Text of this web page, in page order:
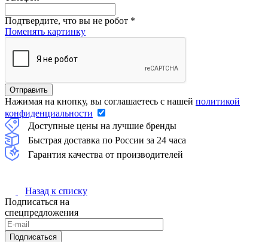
Подтвердите, что вы не робот *
Поменять картинку
Нажимая на кнопку, вы соглашаетесь с нашей политикой
конфиденциальности
Доступные цены на лучшие бренды
Быстрая доставка по России за 24 часа
Гарантия качества от производителей
Назад к списку
Подписаться на
спецпредложения
Подписаться